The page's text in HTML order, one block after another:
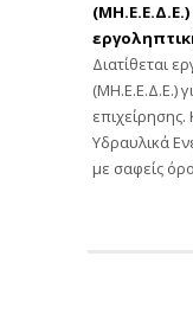
Διατίθεται
(ΜΗ.Ε.Ε.Δ.Ε.)
Υδραυλικά
με σαφείς